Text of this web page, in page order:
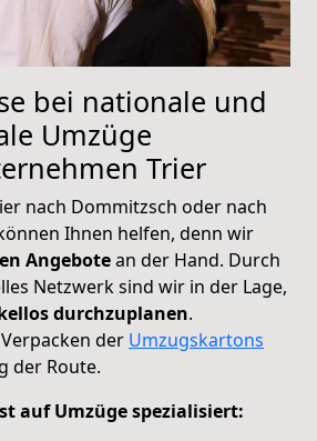
bei nationale und
Umzüge
Trier
nach Dommitzsch oder nach
Ihnen helfen, denn wir
Angebotean der Hand. Durch
Netzwerk sind wir in der Lage,
durchzuplanen.
der Umzugskartons
der Route.
auf Umzüge spezialisiert: